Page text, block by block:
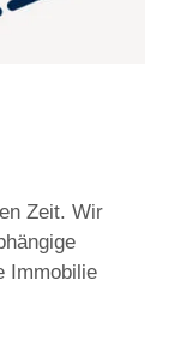
Zeit. Wir
Immobilie